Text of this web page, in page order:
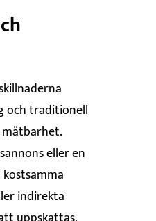
och traditionell
eller en
indirekta